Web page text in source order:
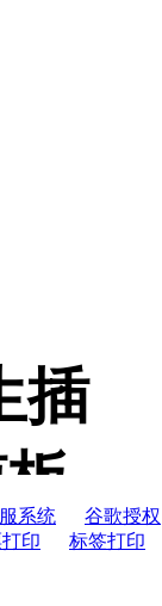
插
系统
谷歌授权
印 标签打印